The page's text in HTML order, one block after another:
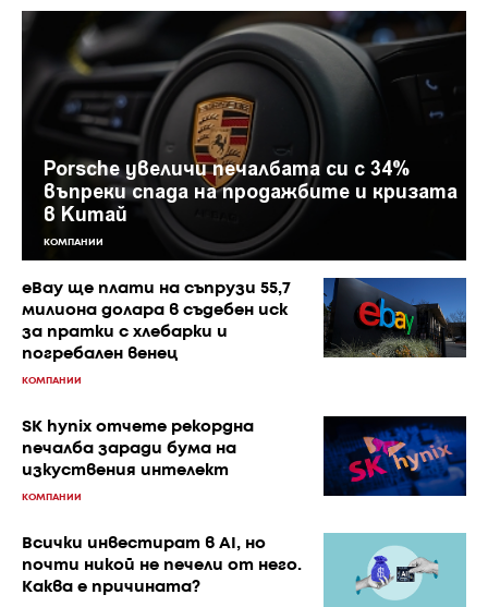
Porsche увеличи печалбата си с 34%
въпреки спада на продажбите и кризата
в Китай
КОМПАНИИ
eBay ще плати на съпрузи 55,7
милиона долара в съдебен иск
за пратки с хлебарки и
погребален венец
КОМПАНИИ
SK hynix отчете рекордна
печалба заради бума на
изкуствения интелект
КОМПАНИИ
Всички инвестират в AI, но
почти никой не печели от него.
Каква е причината?